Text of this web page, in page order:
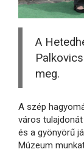
A
meg.
A szép
város
és a gyönyörű
Múzeum